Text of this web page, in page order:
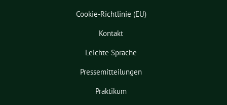
Cookie-Richtlinie (EU)
Kontakt
Leichte Sprache
Pressemitteilungen
Praktikum